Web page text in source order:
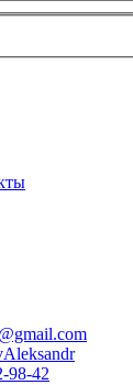
98-42